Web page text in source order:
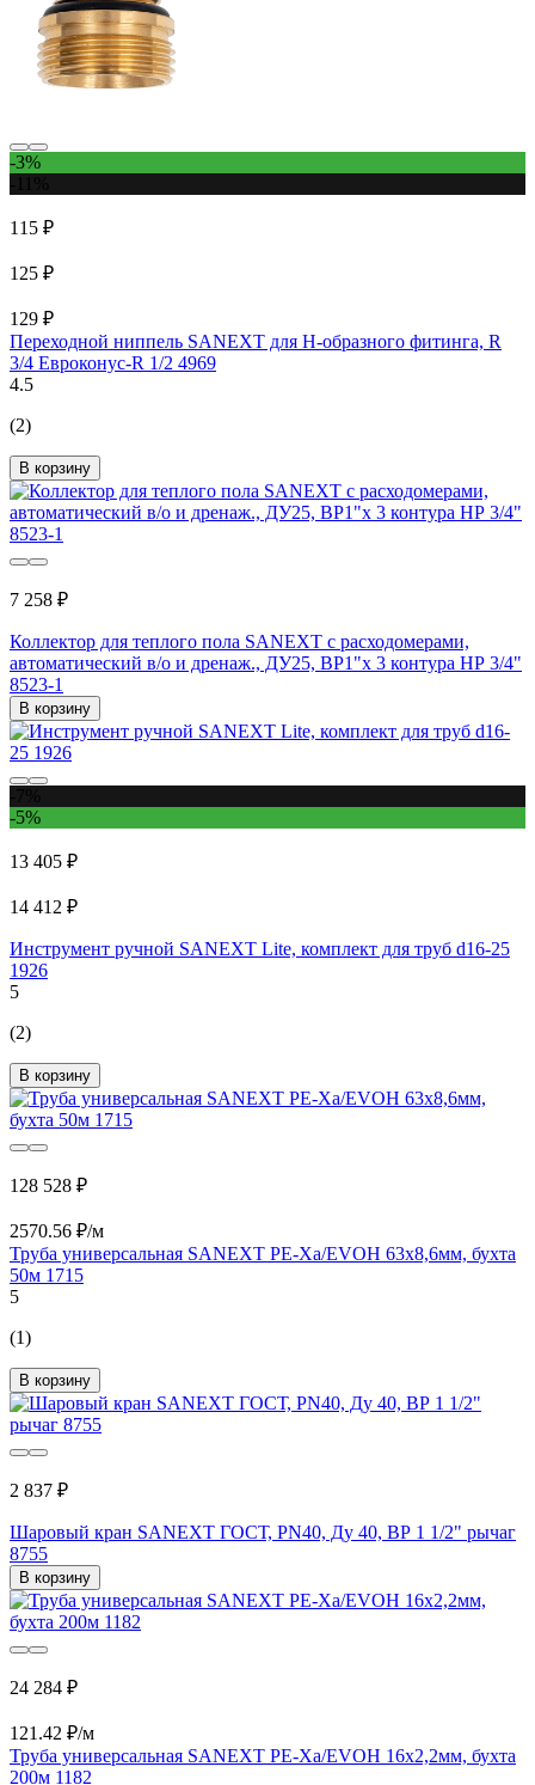
-3%
115 ₽
125 ₽
129 ₽
Переходной ниппель SANEXT для H-образного фитинга, R
3/4 Евроконус-R 1/2 4969
4.5
(2)
В корзину
7 258 ₽
Коллектор для теплого пола SANEXT с расходомерами,
автоматический в/о и дренаж., ДУ25, ВР1"х 3 контура НР 3/4"
8523-1
В корзину
-5%
13 405 ₽
14 412 ₽
Инструмeнт ручной SANEXT Lite, комплект для труб d16-25
1926
5
(2)
В корзину
128 528 ₽
2570.56 ₽/м
Труба универсальная SANEXT PE-Xa/EVOH 63х8,6мм, бухта
50м 1715
5
(1)
В корзину
2 837 ₽
Шаровый кран SANEXT ГОСТ, PN40, Ду 40, ВР 1 1/2" рычаг
8755
В корзину
24 284 ₽
121.42 ₽/м
Труба универсальная SANEXT PE-Xa/EVOH 16х2,2мм, бухта
200м 1182